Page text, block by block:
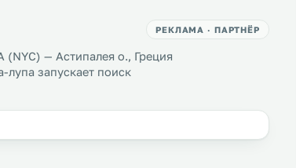
РЕКЛАМА · ПАРТНЁР
— Астипалея о., Греция
запускает поиск